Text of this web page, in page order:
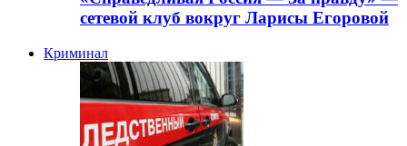
сетевой клуб вокруг Ларисы Егоровой
Криминал